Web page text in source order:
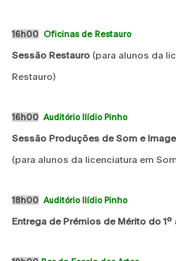
16h00 Oficinas de Restauro
Sessão Restauro (para alunos da
Restauro)
16h00 Auditório Ilídio Pinho
Sessão Produções de Som e
(para alunos da licenciatura em
18h00 Auditório Ilídio Pinho
Entrega de Prémios de Mérito do 1º